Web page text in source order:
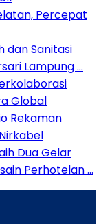
Percepat
dan Sanitasi
Lampung …
Global
Rekaman
Dua Gelar
Perhotelan …